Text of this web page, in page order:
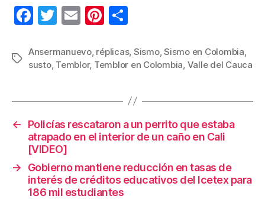
F
c
e
o
k
T
tt
er
E
ail
Pi
er
e
m
p
ar
tir
Etiquetas
Ansermanuevo, réplicas, Sismo,Sismo en Colombia
susto, Temblor, Temblor en Colombia Valle del Cauca
←
Policías rescataron a un perrito que estaba
atrapado en el interior de un caño en Cali
[VIDEO]
→
Gobierno mantiene reducción en tasas de
interés de créditos educativos del Icetex para
186 mil estudiantes